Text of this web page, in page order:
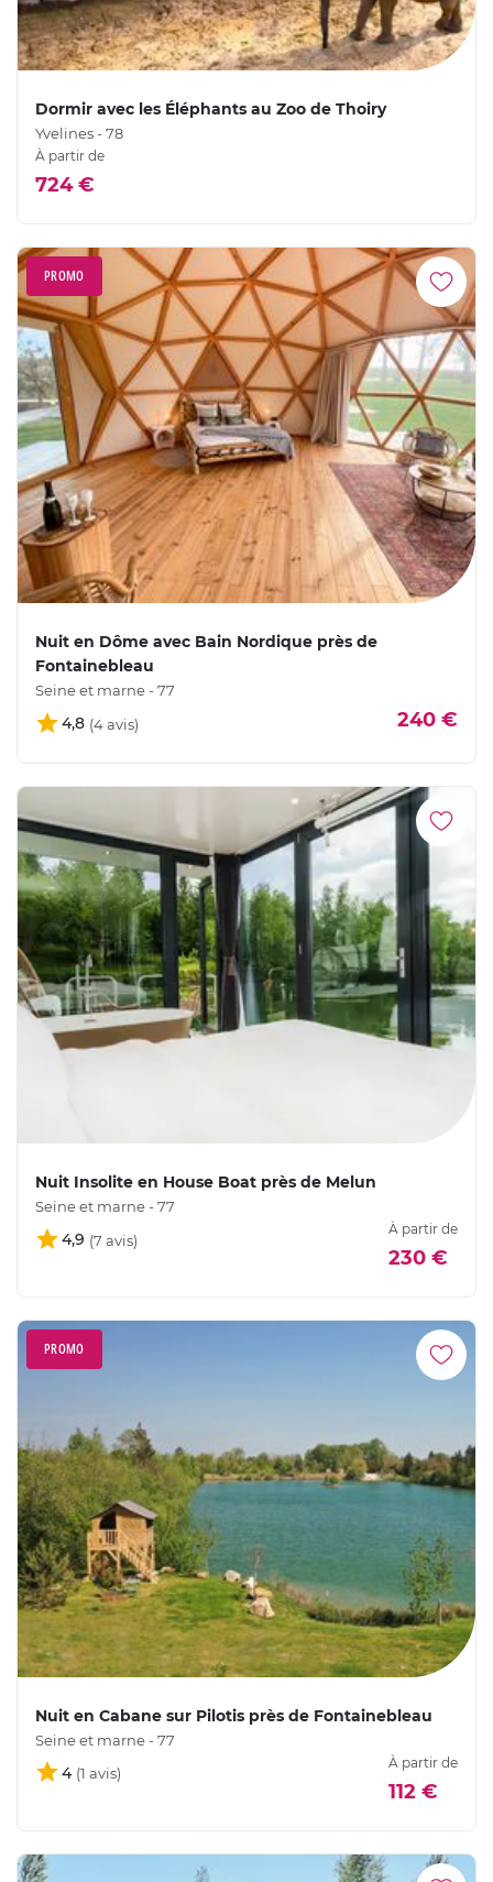
Dormir avec les Éléphants au Zoo de Thoiry
Yvelines - 78
À partir de
724 €
PROMO
Nuit en Dôme avec Bain Nordique près de
Fontainebleau
Seine et marne - 77
4,8 240 €
Nuit Insolite en House Boat près de Melun
Seine et marne - 77
4,9
À partir de
230 €
PROMO
Nuit en Cabane sur Pilotis près de Fontainebleau
Seine et marne - 77
4
À partir de
112 €